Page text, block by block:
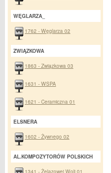
WĘGLARZA_
1762 - Węglarza 02
ZWIĄZKOWA
1863 - Związkowa 03
1631 - WSPA
1621 - Ceramiczna 01
ELSNERA
1602 - Żywnego 02
AL.KOMPOZYTORÓW POLSKICH
1341 - Żelazowej Woli 01